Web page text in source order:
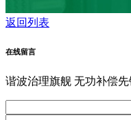
返回列表
在线留言
谐波治理旗舰 无功补偿